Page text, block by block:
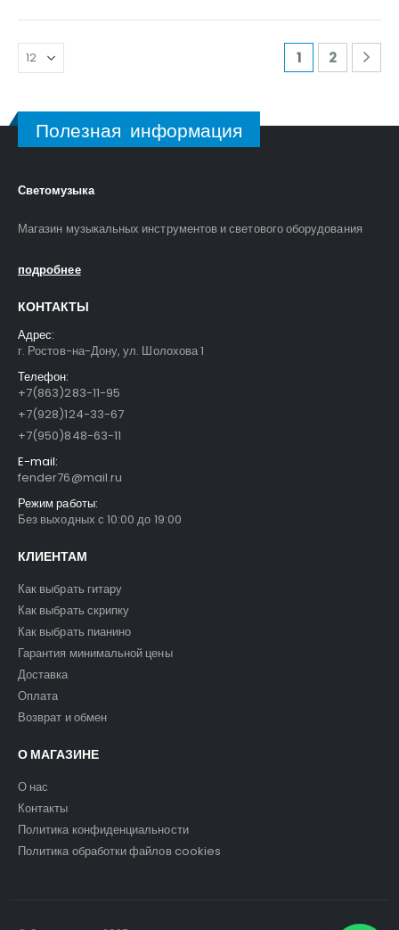
1 2
Полезная информация
Светомузыка
Магазин музыкальных инструментов и светового оборудования
подробнее
КОНТАКТЫ
Адрес:
г. Ростов-на-Дону, ул. Шолохова 1
Телефон:
+7(863)283-11-95
+7(928)124-33-67
+7(950)848-63-11
E-mail:
fender76@mail.ru
Режим работы:
Без выходных с 10:00 до 19:00
КЛИЕНТАМ
Как выбрать гитару
Как выбрать скрипку
Как выбрать пианино
Гарантия минимальной цены
Доставка
Оплата
Возврат и обмен
О МАГАЗИНЕ
О нас
Контакты
Политика конфиденциальности
Политика обработки файлов cookies